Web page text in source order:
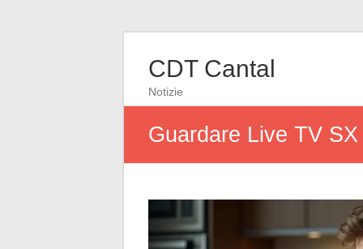
CDT Cantal
Notizie
Guardare Live TV